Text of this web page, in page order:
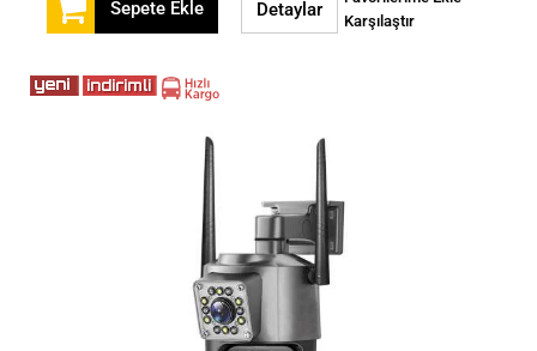
Sepete Ekle Detaylar
Karşılaştır